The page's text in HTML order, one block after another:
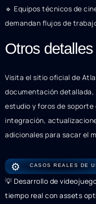
⚙️ CASOS REALES DE
💡 Desarrollo de
tiempo real con assets
🔹 Equipos técnicos de
demandan flujos de
Otros detalles
Visita el sitio oficial de
documentación
estudio y foros de
integración,
adicionales para sacar el